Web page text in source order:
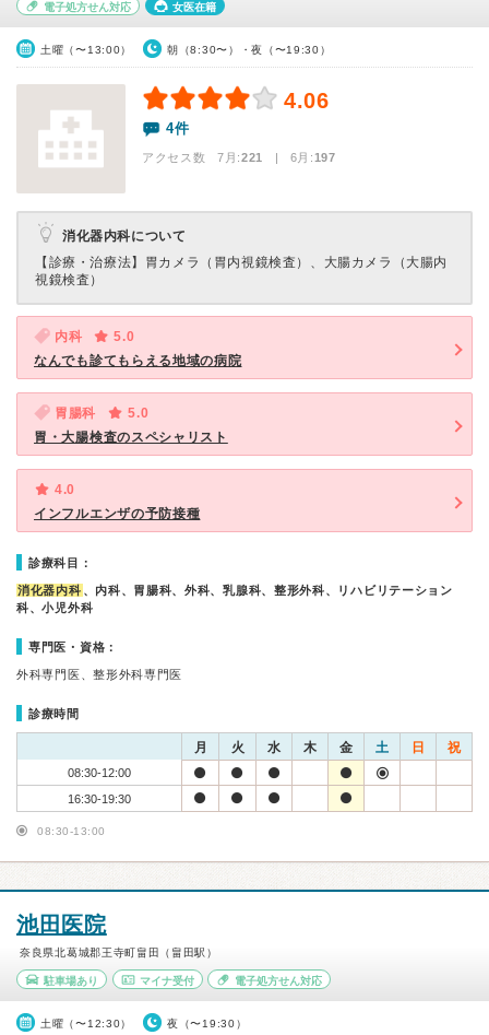
電子処方せん対応 女医在籍
土曜（〜13:00） 朝（8:30〜）・夜（〜19:30）
4.06
4件
アクセス数 7月:221 | 6月:197
消化器内科について
【診療・治療法】 胃カメラ（胃内視鏡検査）、大腸カメラ（大腸内
視鏡検査）
内科
5.0
なんでも診てもらえる地域の病院
胃腸科
5.0
胃・大腸検査のスペシャリスト
4.0
インフルエンザの予防接種
診療科目：
消化器内科 、内科、胃腸科、外科、乳腺科、整形外科、リハビリテーション
科、小児外科
専門医・資格：
外科専門医、整形外科専門医
診療時間
月 火 水 木 金 土 日 祝
08:30-12:00
16:30-19:30
08:30-13:00
池田医院
奈良県北葛城郡王寺町畠田（畠田駅）
駐車場あり マイナ受付 電子処方せん対応
土曜（〜12:30） 夜（〜19:30）